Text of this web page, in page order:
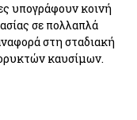
υπογράφουν κοινή
σε πολλαπλά
στη σταδιακή
καυσίμων.